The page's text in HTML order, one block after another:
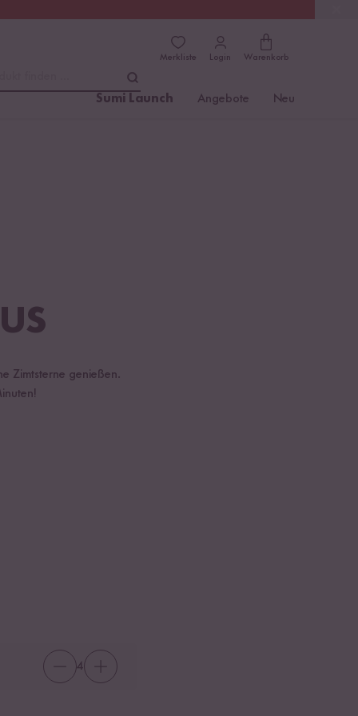
Merkliste Login Warenkorb
Sumi Launch Angebote Neu
Zimtsterne genießen.
4